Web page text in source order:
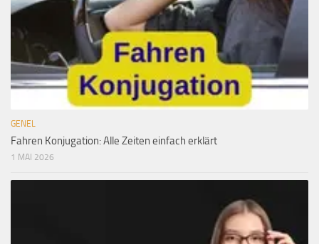
GENEL
Fahren Konjugation: Alle Zeiten einfach erklärt
1 MAI 2026